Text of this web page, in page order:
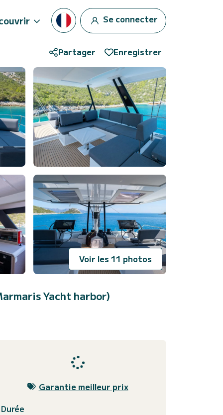
Se connecter
Partager Enregistrer
Voir les 11 photos
Yacht harbor)
Garantie meilleur prix
Durée